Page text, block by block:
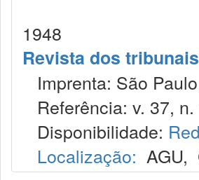
1948
Revista dos tribunais
Imprenta: São
Referência: v. 37,
Disponibilidade:
Localização: AGU,